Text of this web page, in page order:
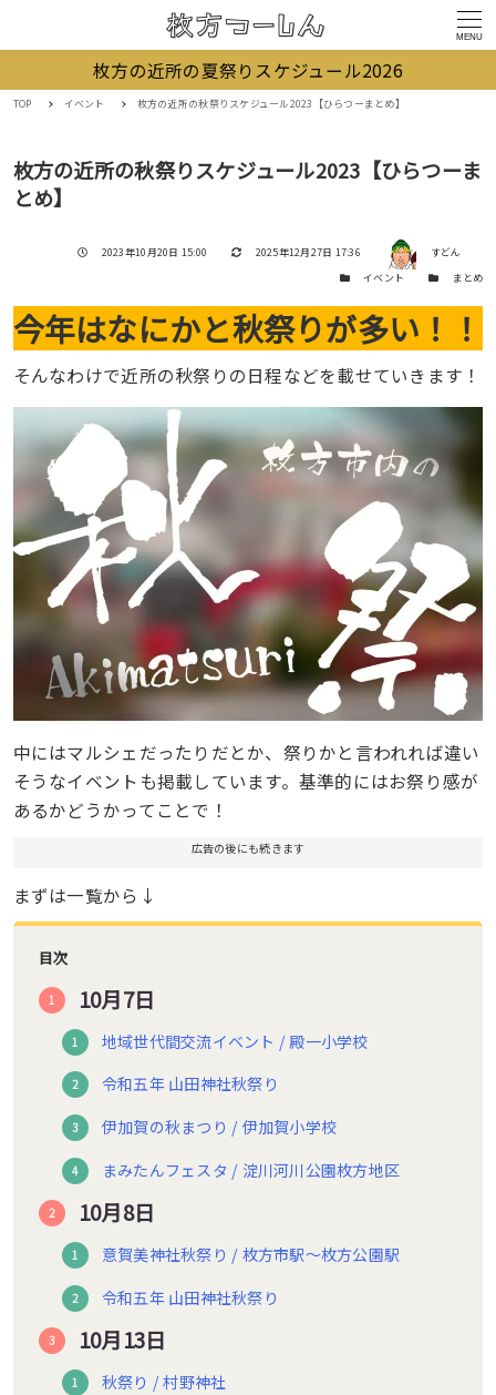
MENU
枚方の近所の夏祭りスケジュール2026
TOP イベント 枚方の近所の秋祭りスケジュール2023【ひらつーまとめ】
枚方の近所の秋祭りスケジュール2023【ひらつーま
とめ】
投稿日
2023年10月20日 15:00 更新日
2025年12月27日 17:36 著者
すどん
カテゴリー
イベント カテゴリー
まとめ
今年はなにかと秋祭りが多い！！
そんなわけで近所の秋祭りの日程などを載せていきます！
中にはマルシェだったりだとか、祭りかと言われれば違い
そうなイベントも掲載しています。基準的にはお祭り感が
あるかどうかってことで！
広告の後にも続きます
まずは一覧から↓
目次
10月7日
地域世代間交流イベント / 殿一小学校
令和五年 山田神社秋祭り
伊加賀の秋まつり / 伊加賀小学校
まみたんフェスタ / 淀川河川公園枚方地区
10月8日
意賀美神社秋祭り / 枚方市駅〜枚方公園駅
令和五年 山田神社秋祭り
10月13日
秋祭り / 村野神社